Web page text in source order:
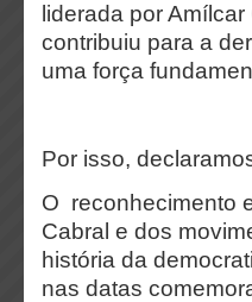
liderada por
contribuiu para a
uma força
Por isso,
O reconhecimento
Cabral e dos
história da
nas datas